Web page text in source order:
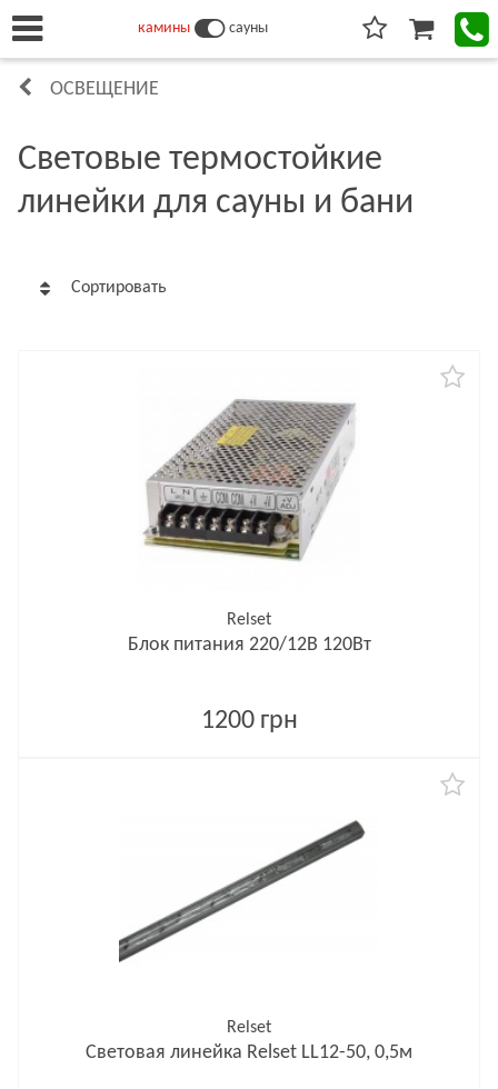
камины сауны
ОСВЕЩЕНИЕ
Световые термостойкие
линейки для сауны и бани
Сортировать
Relset
Блок питания 220/12В 120Вт
1200 грн
Relset
Световая линейка Relset LL12-50, 0,5м